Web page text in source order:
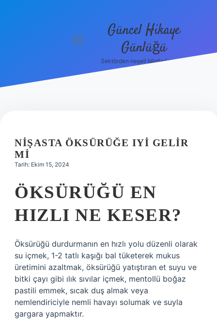
Hakkımızda
menüyü
Güncel Hikaye
Günlüğü
Sektörden neşeli bilgilerle tanış!
NIŞASTA ÖKSÜRÜĞE IYI GELIR
MI
Tarih: Ekim 15, 2024
ÖKSÜRÜĞÜ EN
HIZLI NE KESER?
Öksürüğü durdurmanın en hızlı yolu düzenli olarak
su içmek, 1-2 tatlı kaşığı bal tüketerek mukus
üretimini azaltmak, öksürüğü yatıştıran et suyu ve
bitki çayı gibi ılık sıvılar içmek, mentollü boğaz
pastili emmek, sıcak duş almak veya
nemlendiriciyle nemli havayı solumak ve suyla
gargara yapmaktır.